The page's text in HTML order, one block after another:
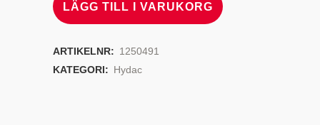
LÄGG TILL I VARUKORG
ARTIKELNR: 1250491
KATEGORI: Hydac